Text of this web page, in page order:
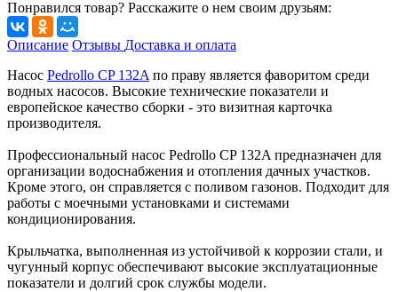
Понравился товар? Расскажите о нем своим друзьям:
Описание Отзывы Доставка и оплата
Насос Pedrollo CP 132A по праву является фаворитом среди
водных насосов. Высокие технические показатели и
европейское качество сборки - это визитная карточка
производителя.
Профессиональный насос Pedrollo CP 132A предназначен для
организации водоснабжения и отопления дачных участков.
Кроме этого, он справляется с поливом газонов. Подходит для
работы с моечными установками и системами
кондиционирования.
Крыльчатка, выполненная из устойчивой к коррозии стали, и
чугунный корпус обеспечивают высокие эксплуатационные
показатели и долгий срок службы модели.